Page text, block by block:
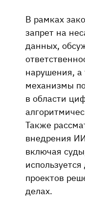
В рамках
запрет на
данных,
нарушения, а
механизмы
в области
Также
внедрения
включая
проектов
делах.